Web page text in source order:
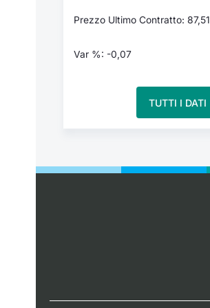
Prezzo Ultimo Contratto: 87,51
Var %: -0,07
TUTTI I DATI